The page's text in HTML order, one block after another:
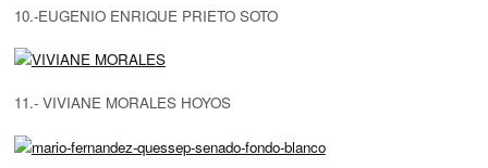
10.-EUGENIO ENRIQUE PRIETO SOTO
11.- VIVIANE MORALES HOYOS